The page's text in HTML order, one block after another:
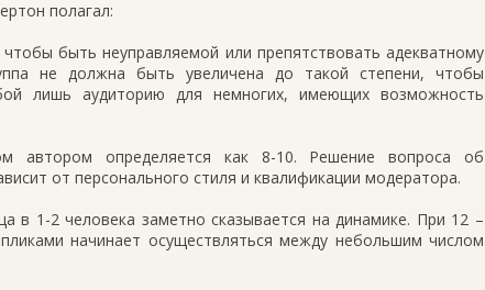
полагал:
быть неуправляемой или препятствовать адекватному
не должна быть увеличена до такой степени, чтобы
лишь аудиторию для немногих, имеющих возможность
автором определяется как 8-10. Решение вопроса об
от персонального стиля и квалификации модератора.
в 1-2 человека заметно сказывается на динамике. При 12 –
начинает осуществляться между небольшим числом